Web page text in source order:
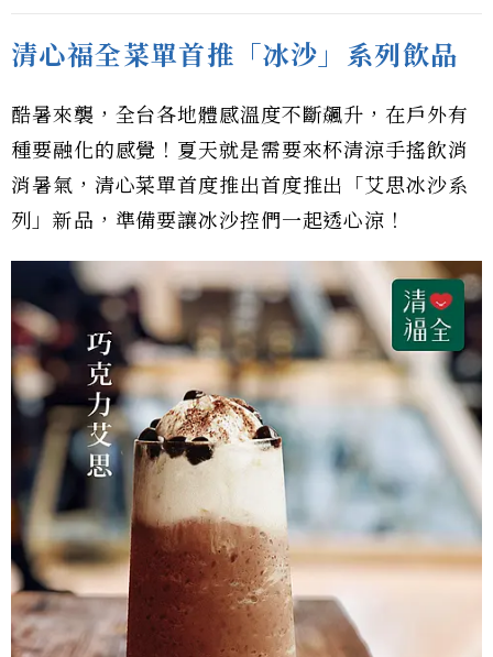
清心福全菜單首推「冰沙」系列飲品
酷暑來襲，全台各地體感溫度不斷飆升，在戶外有
種要融化的感覺！夏天就是需要來杯清涼手搖飲消
消暑氣，清心菜單首度推出首度推出「艾思冰沙系
列」新品，準備要讓冰沙控們一起透心涼！